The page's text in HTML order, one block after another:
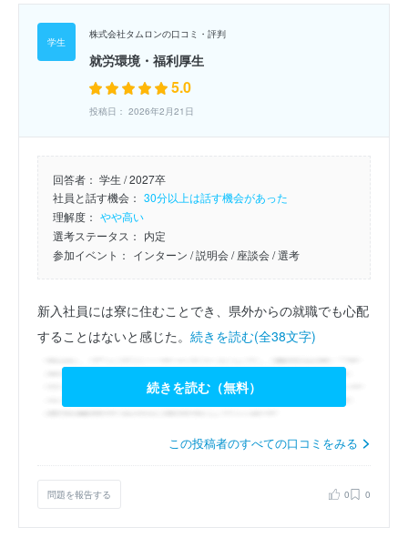
株式会社タムロンの口コミ・評判
就労環境・福利厚生
5.0
投稿日： 2026年2月21日
回答者： 学生 / 2027卒
社員と話す機会： 30分以上は話す機会があった
理解度： やや高い
選考ステータス： 内定
参加イベント： インターン / 説明会/ 座談会/ 選考
新入社員には寮に住むことでき、県外からの就職でも心配
することはないと感じた。 続きを読む(全38文字)
続きを読む（無料）
この投稿者のすべての口コミをみる
問題を報告する 0 0